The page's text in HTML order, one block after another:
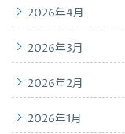
2026年4月
2026年3月
2026年2月
2026年1月